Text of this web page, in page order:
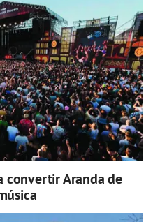
convertir Aranda de